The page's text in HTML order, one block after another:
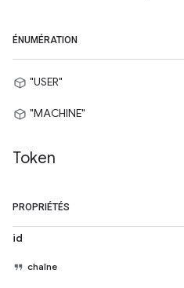
ÉNUMÉRATION
"USER"
"MACHINE"
Token
PROPRIÉTÉS
id
chaîne